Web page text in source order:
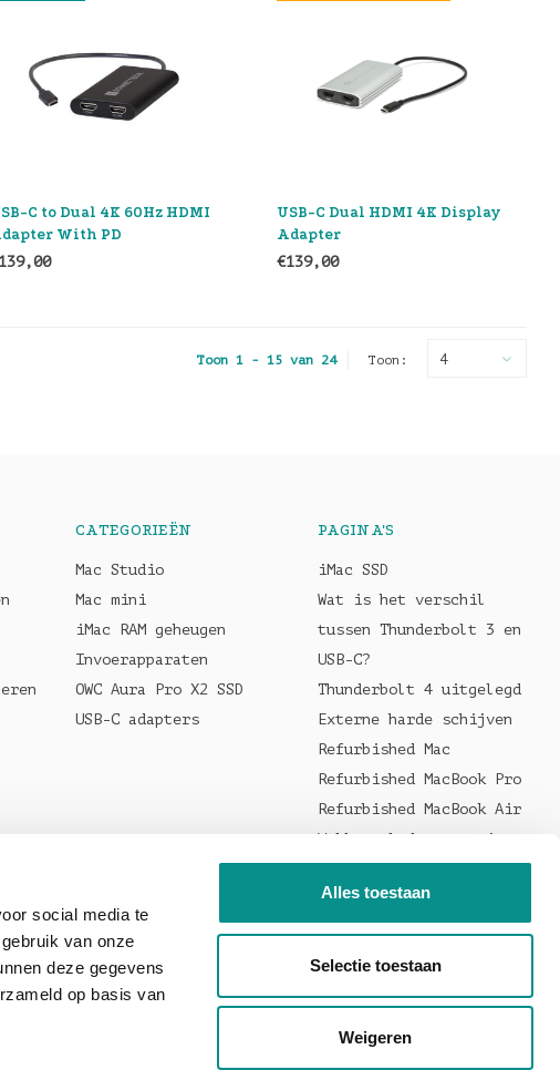
social media te
van onze
deze gegevens
op basis van
Alles toestaan
Selectie toestaan
Weigeren
C to Dual 4K 60Hz HDMI
With PD
USB-C Dual HDMI 4K Display
Adapter
€139,00
Toon 1 - 15 van 24 Toon: 4
CATEGORIEËN
Mac Studio
Mac mini
iMac RAM geheugen
Invoerapparaten
OWC Aura Pro X2 SSD
USB-C adapters
PAGINA'S
iMac SSD
Wat is het verschil
tussen Thunderbolt 3 en
USB-C?
Thunderbolt 4 uitgelegd
Externe harde schijven
Refurbished Mac
Refurbished MacBook Pro
Refurbished MacBook Air
Welke oplader voor je